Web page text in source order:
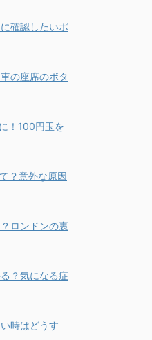
確認したいポ
の座席のボタ
！100円玉を
？意外な原因
ロンドンの裏
？気になる症
時はどうす